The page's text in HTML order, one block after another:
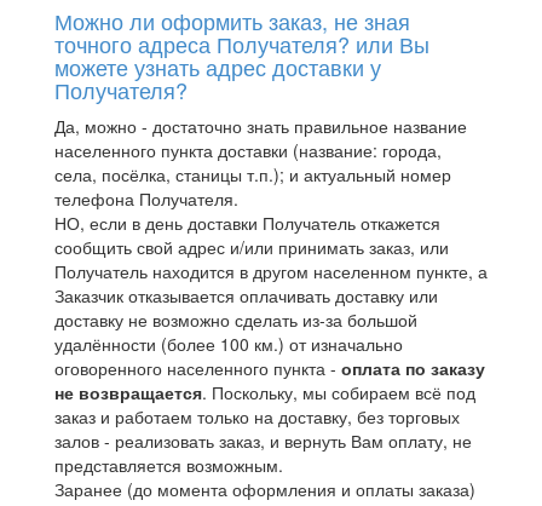
Можно ли оформить заказ, не зная
точного адреса Получателя? или Вы
можете узнать адрес доставки у
Получателя?
Да, можно - достаточно знать правильное название
населенного пункта доставки (название: города,
села, посёлка, станицы т.п.); и актуальный номер
телефона Получателя.
НО, если в день доставки Получатель откажется
сообщить свой адрес и/или принимать заказ, или
Получатель находится в другом населенном пункте, а
Заказчик отказывается оплачивать доставку или
доставку не возможно сделать из-за большой
удалённости (более 100 км.) от изначально
оговоренного населенного пункта - оплата по заказу
не возвращается. Поскольку, мы собираем всё под
заказ и работаем только на доставку, без торговых
залов - реализовать заказ, и вернуть Вам оплату, не
представляется возможным.
Заранее (до момента оформления и оплаты заказа)